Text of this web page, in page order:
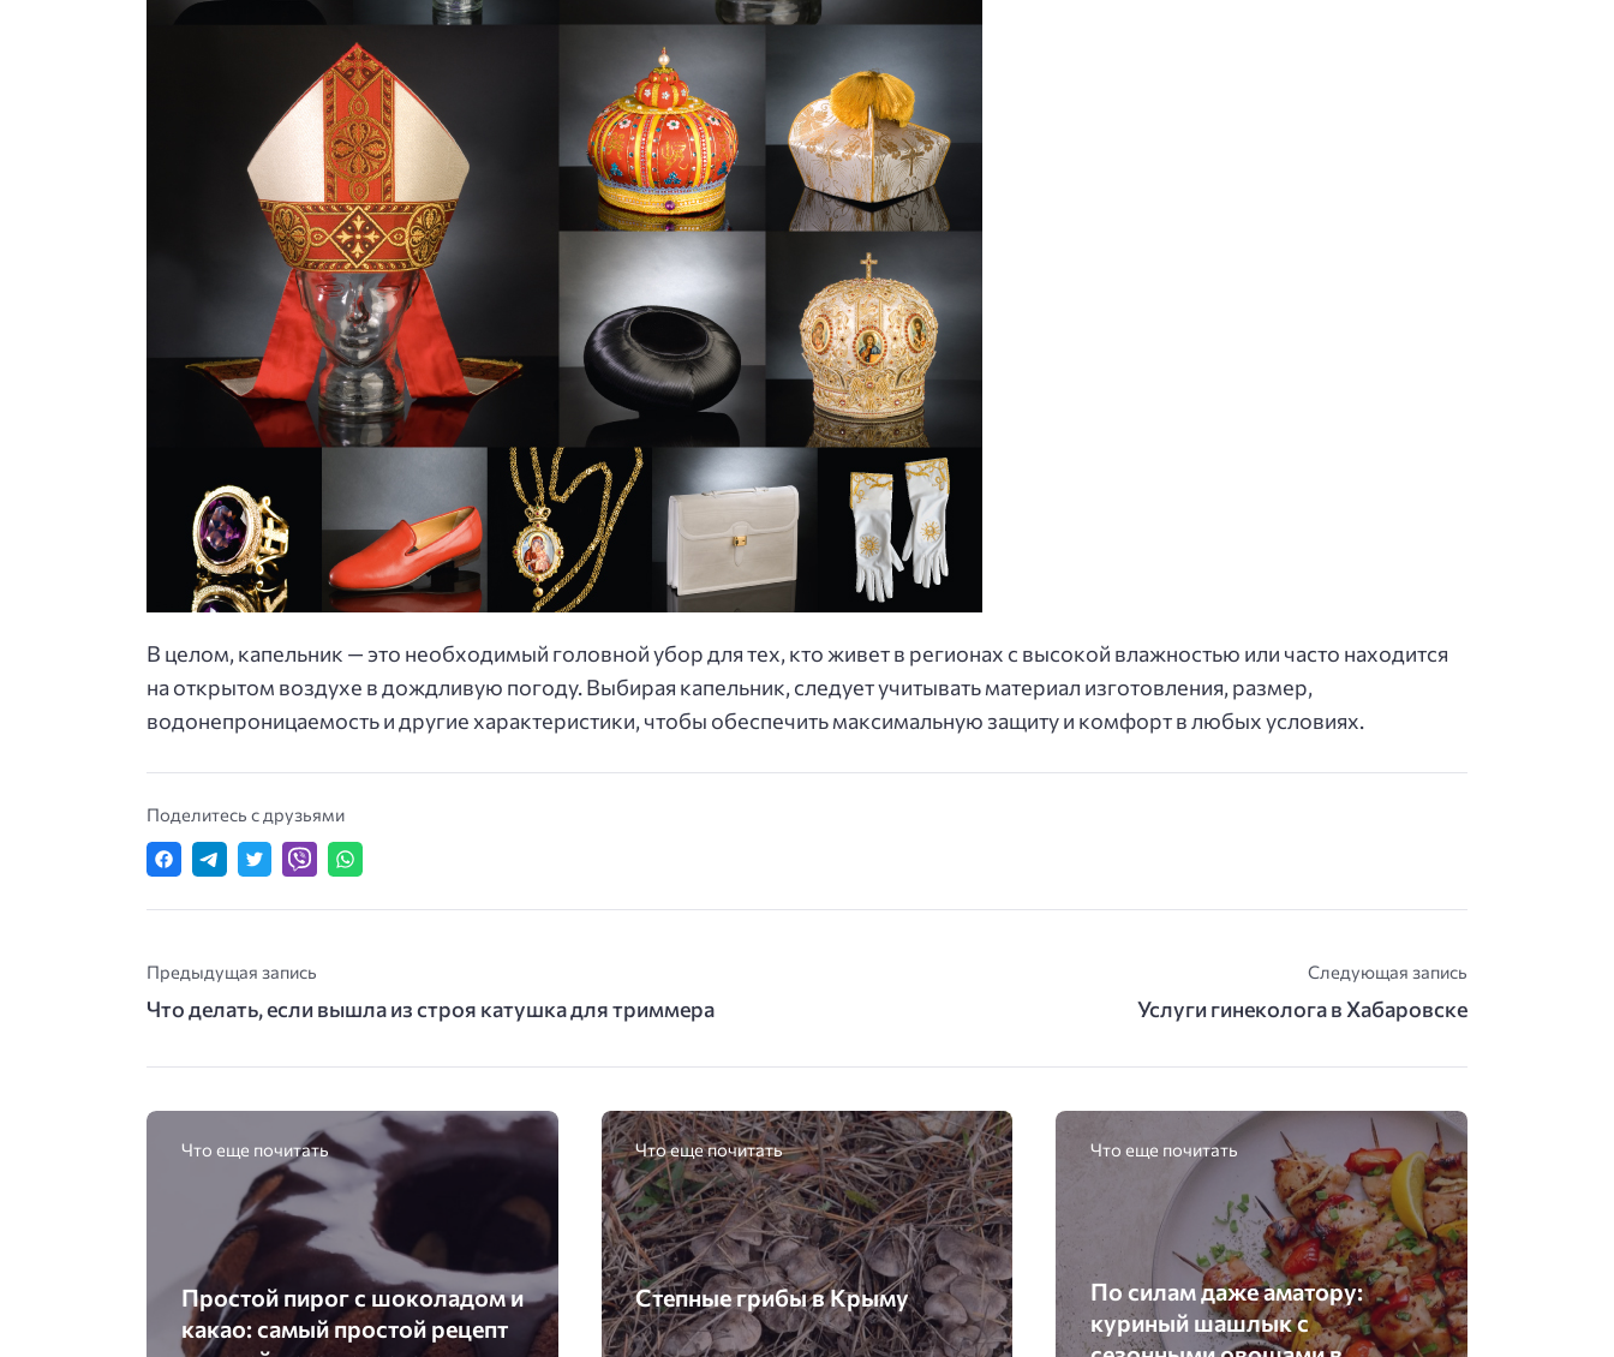
В целом, капельник — это необходимый головной убор для тех, кто живет в регионах с высокой влажностью или часто находится
на открытом воздухе в дождливую погоду. Выбирая капельник, следует учитывать материал изготовления, размер,
водонепроницаемость и другие характеристики, чтобы обеспечить максимальную защиту и комфорт в любых условиях.
Поделитесь с друзьями
Предыдущая запись
Что делать, если вышла из строя катушка для триммера
Следующая запись
Услуги гинеколога в Хабаровске
Что еще почитать
Простой пирог с шоколадом и
какао: самый простой рецепт
Что еще почитать
Степные грибы в Крыму
Что еще почитать
По силам даже аматору:
куриный шашлык с